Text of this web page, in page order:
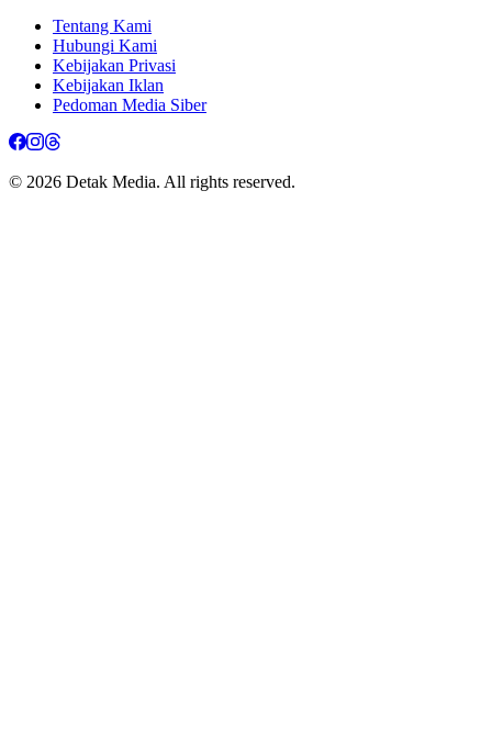
Tentang Kami
Hubungi Kami
Kebijakan Privasi
Kebijakan Iklan
Pedoman Media Siber
© 2026 Detak Media. All rights reserved.